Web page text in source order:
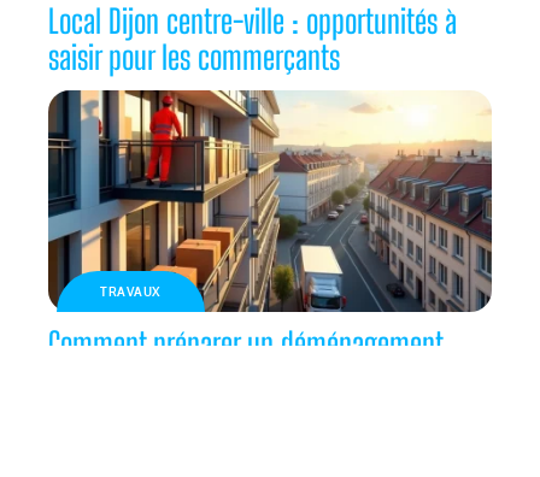
Local Dijon centre-ville : opportunités à
saisir pour les commerçants
TRAVAUX
Comment préparer un déménagement